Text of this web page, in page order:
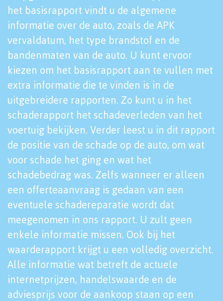
het basisrapport vindt u de algemene
informatie over de auto, zoals de APK
vervaldatum, het type brandstof en de
bandenmaten van de auto. U kunt ervoor
kiezen om het basisrapport aan te vullen met
extra informatie die te vinden is in de
uitgebreidere rapporten. Zo kunt u in het
schaderapport het schadeverleden van het
voertuig bekijken. Verder leest u in dit rapport
de positie van de schade op de auto, om wat
voor schade het ging en wat het
schadebedrag was. Zelfs wanneer er alleen
een offerteaanvraag is gedaan van een
eventuele schadereparatie wordt dat
meegenomen in ons rapport. U zult geen
enkele informatie missen. Ook bij het
waarderapport krijgt u een volledig overzicht.
Alle informatie wat betreft de actuele
internetprijzen, handelswaarde en de
adviesprijs voor de aankoop staan op een